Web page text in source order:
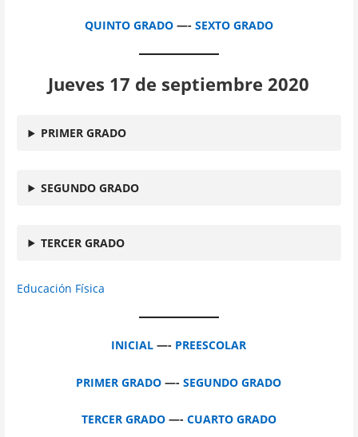
QUINTO GRADO—- SEXTO GRADO
Jueves 17 de septiembre 2020
PRIMER GRADO
SEGUNDO GRADO
TERCER GRADO
Educación Física
INICIAL—- PREESCOLAR
PRIMER GRADO —-SEGUNDO GRADO
TERCER GRADO—- CUARTO GRADO